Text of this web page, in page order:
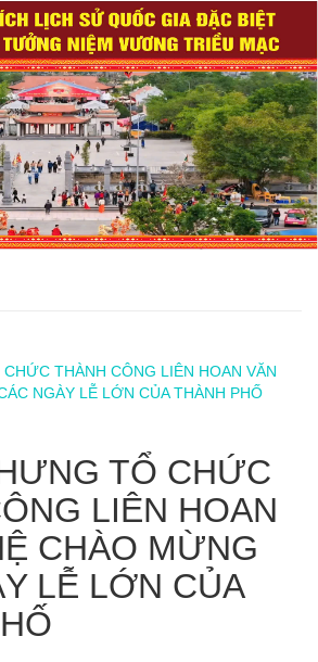
THÀNH CÔNG LIÊN HOAN VĂN
NGÀY LỄ LỚN CỦA THÀNH PHỐ
TỔ CHỨC
LIÊN HOAN
CHÀO MỪNG
LỄ LỚN CỦA